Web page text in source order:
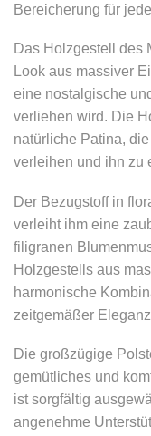
Bereicherung für
Das Holzgestell des
Look aus massiver
eine nostalgische
verliehen wird. Die
natürliche Patina,
verleihen und ihn zu
Der Bezugstoff in
verleiht ihm eine
filigranen
Holzgestells aus
harmonische
zeitgemäßer
Die großzügige
gemütliches und
ist sorgfältig
angenehme